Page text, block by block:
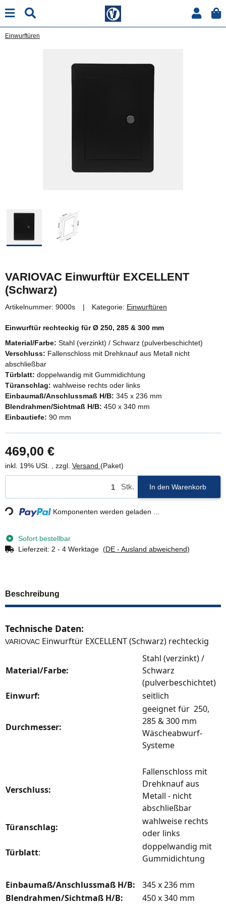
Einwurftüren
VARIOVAC Einwurftür EXCELLENT
(Schwarz)
Artikelnummer: 9000s Kategorie: Einwurftüren
Einwurftür rechteckig für Ø 250, 285 & 300 mm
Material/Farbe: Stahl (verzinkt) / Schwarz (pulverbeschichtet)
Verschluss: Fallenschloss mit Drehknauf aus Metall nicht
abschließbar
Türblatt: doppelwandig mit Gummidichtung
Türanschlag: wahlweise rechts oder links
Einbaumaß/Anschlussmaß H/B: 345 x 236 mm
Blendrahmen/Sichtmaß H/B: 450 x 340 mm
Einbautiefe: 90 mm
469,00 €
inkl. 19% USt. , zzgl. Versand (Paket)
Stk. In den Warenkorb
Loading... Komponenten werden geladen ...
Sofort bestellbar
Lieferzeit: 2 - 4 Werktage (DE - Ausland abweichend)
Beschreibung
Technische Daten:
VARIOVAC Einwurftür EXCELLENT (Schwarz) rechteckig
Material/Farbe:
Stahl (verzinkt) /
Schwarz
(pulverbeschichtet)
Einwurf:
seitlich
Durchmesser:
geeignet für 250,
285 & 300 mm
Wäscheabwurf-
Systeme
Verschluss:
Fallenschloss mit
Drehknauf aus
Metall - nicht
abschließbar
Türanschlag:
wahlweise rechts
oder links
Türblatt:
doppelwandig mit
Gummidichtung
Einbaumaß/Anschlussmaß H/B:
345 x 236 mm
Blendrahmen/Sichtmaß H/B:
450 x 340 mm